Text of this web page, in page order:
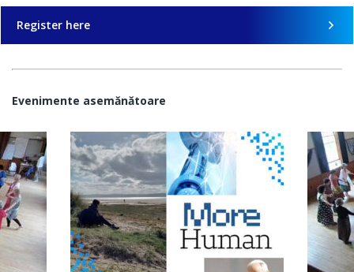
Register here
Evenimente asemănătoare